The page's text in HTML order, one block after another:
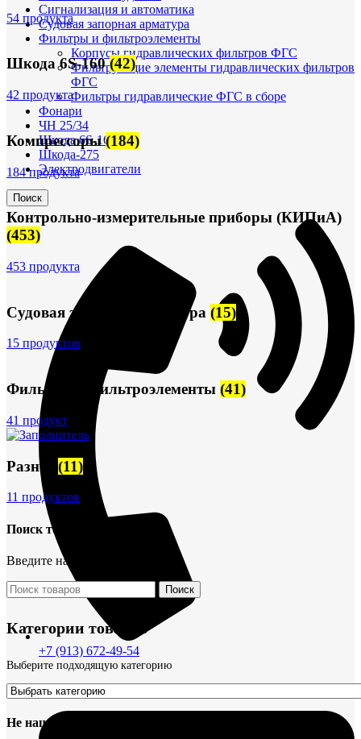
Сигнализация и автоматика
Судовая запорная арматура
Фильтры и фильтроэлементы
Корпусы гидравлических фильтров ФГС
Фильтрующие элементы гидравлических фильтров
ФГС
Фильтры гидравлические ФГС в сборе
Фонари
ЧН 25/34
Шкода 6S-160
Шкода-275
Электродвигатели
Поиск
+7 (913) 672-49-54
54 продукта
Шкода 6S-160(42)
42 продукта
Компрессоры(184)
184 продукта
Контрольно-измерительные приборы (КИПиА)
(453)
453 продукта
Судовая запорная арматура (15)
15 продуктов
Фильтры и фильтроэлементы (41)
41 продукт
Разное (11)
11 продуктов
Поиск товаров
Введите название детали
Поиск
Категории товаров
Выберите подходящую категорию
Не нашли деталь?